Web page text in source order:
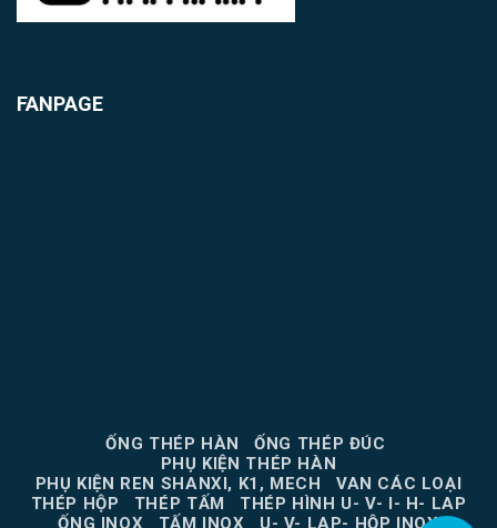
FANPAGE
ỐNG THÉP HÀN
ỐNG THÉP ĐÚC
PHỤ KIỆN THÉP HÀN
PHỤ KIỆN REN SHANXI, K1, MECH
VAN CÁC LOẠI
THÉP HỘP
THÉP TẤM
THÉP HÌNH U- V- I- H- LAP
ỐNG INOX
TẤM INOX U- V- LAP- HỘP INOX